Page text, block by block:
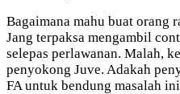
Bagaimana mahu buat orang
Jang terpaksa mengambil
selepas perlawanan. Malah,
penyokong Juve. Adakah
FA untuk bendung masalah